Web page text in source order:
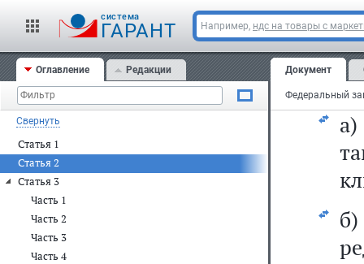
cистема
ГАРАНТ Например, ндс на товары с
Оглавление Редакции
Свернуть
Статья 1
Статья 2
Статья 3
Часть 1
Часть 2
Часть 3
Часть 4
Документ